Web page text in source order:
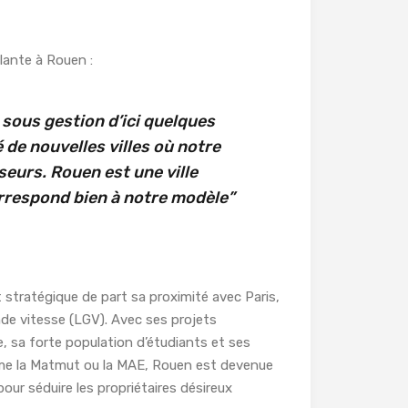
à Rouen :
gestion d’ici quelques
de nouvelles villes où notre
Rouen est une ville
bien à notre modèle”
stratégique de part sa proximité avec Paris,
vitesse (LGV). Avec ses projets
sa forte population d’étudiants et ses
la Matmut ou la MAE, Rouen est devenue
séduire les propriétaires désireux